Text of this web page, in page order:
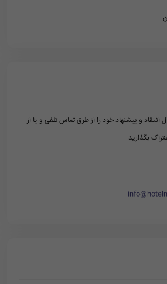
و پیشنهاد خود را از طرق تماس تلفی و یا از
بگذارید